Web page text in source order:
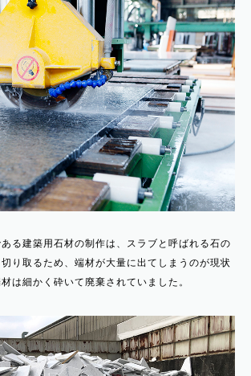
る建築用石材の制作は、スラブと呼ばれる石の
り取るため、端材が大量に出てしまうのが現状
は細かく砕いて廃棄されていました。